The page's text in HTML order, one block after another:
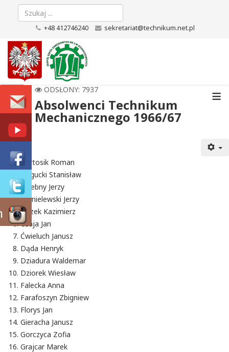
+48 412746240 sekretariat@technikum.net.pl
≡
ODSŁONY: 7937
Absolwenci Technikum
Mechanicznego 1966/67
Bartosik Roman
Bogucki Stanisław
Chlebny Jerzy
Chmielewski Jerzy
Ciszek Kazimierz
Czaja Jan
Ćwieluch Janusz
Dąda Henryk
Dziadura Waldemar
Dziorek Wiesław
Falecka Anna
Farafoszyn Zbigniew
Florys Jan
Gieracha Janusz
Gorczyca Zofia
Grajcar Marek